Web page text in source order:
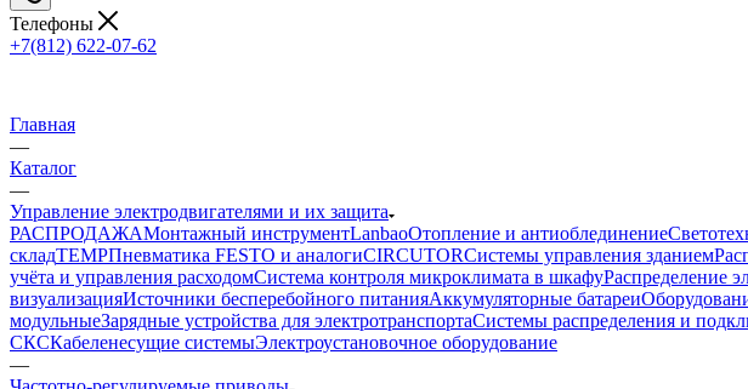
Телефоны
+7(812) 622-07-62
Главная
—
Каталог
—
Управление электродвигателями и их защита
РАСПРОДАЖАМонтажный инструментLanbaoОтопление и антиоблединение
складTEMPПневматика FESTO и аналогиCIRCUTORСистемы управления зданием
учёта и управления расходомСистема контроля микроклимата в шкафуРаспределение
визуализацияИсточники бесперебойного питанияАккумуляторные батареи
модульныеЗарядные устройства для электротранспортаСистемы распределения и
СКСКабеленесущие системыЭлектроустановочное оборудование
—